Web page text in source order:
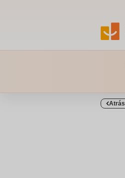
Atrás